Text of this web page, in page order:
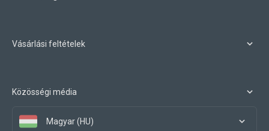
Vásárlási feltételek
Közösségi média
Magyar (HU)